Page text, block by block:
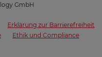
GmbH
Erklärung zur Barrierefreiheit
Ethik und Compliance